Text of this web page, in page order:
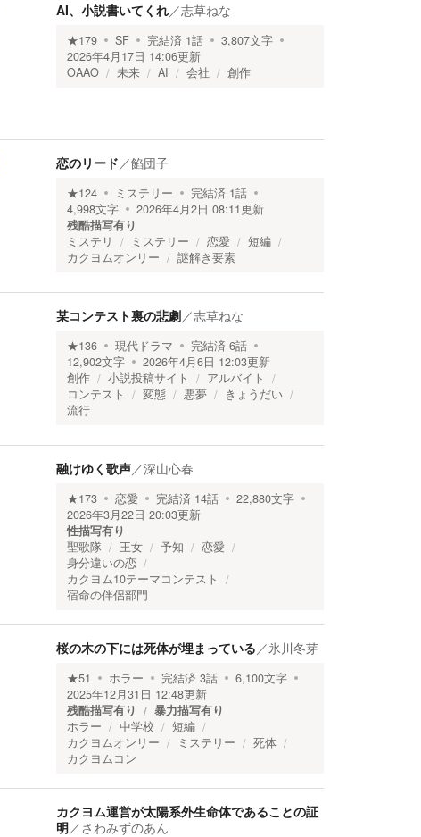
AI、小説書いてくれ／志草ねな
★179 SF 完結済 1話 3,807文字
2026年4月17日 14:06更新
OAAO
未来 AI 会社 創作
恋のリード／餡団子
★124 ミステリー 完結済 1話
4,998文字 2026年4月2日 08:11更新
残酷描写有り
ミステリ
ミステリー 恋愛
短編
カクヨムオンリー
謎解き要素
某コンテスト裏の悲劇／志草ねな
★136 現代ドラマ 完結済 6話
12,902文字 2026年4月6日 12:03更新
創作
小説投稿サイト
アルバイト
コンテスト
変態 悪夢
きょうだい
流行
融けゆく歌声／深山心春
★173 恋愛 完結済 14話 22,880文字
2026年3月22日 20:03更新
性描写有り
聖歌隊
王女 予知
恋愛
身分違いの恋
カクヨム10テーマコンテスト
宿命の伴侶部門
桜の木の下には死体が埋まっている／氷川冬芽
★51 ホラー 完結済 3話 6,100文字
2025年12月31日 12:48更新
残酷描写有り
暴力描写有り
ホラー
中学校
短編
カクヨムオンリー
ミステリー
死体
カクヨムコン
カクヨム運営が太陽系外生命体であることの証
明／ さわみずのあん